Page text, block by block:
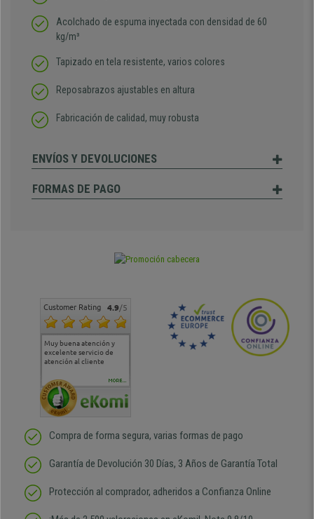
Acolchado de espuma inyectada con densidad de 60
kg/m³
Tapizado en tela resistente, varios colores
Reposabrazos ajustables en altura
Fabricación de calidad, muy robusta
ENVÍOS Y DEVOLUCIONES
FORMAS DE PAGO
Customer Rating 4.9/5
Muy buena atención y
excelente servicio de
atención al cliente
Muy buena atención de
cara al asesoramiento
Si estoy contento
MORE...
Compra de forma segura, varias formas de pago
Garantía de Devolución 30 Días, 3 Años de Garantía Total
Protección al comprador, adheridos a Confianza Online